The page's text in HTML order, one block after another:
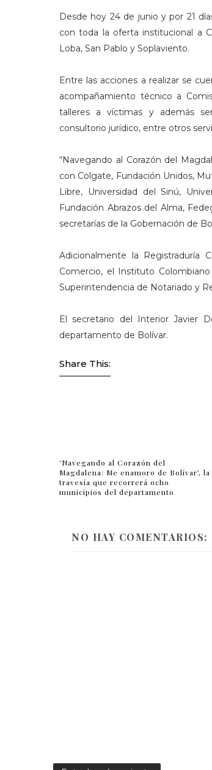
Desde hoy 24 de junio y por 21
con toda la oferta institucional a
Loba, San Pablo y Soplaviento.
Entre las acciones a realizar se
acompañamiento técnico a
talleres a víctimas y además
consultorio jurídico, entre otros
“Navegando al Corazón del
con Colgate, Fundación Unidos,
Libre, Universidad del Sinú,
Fundación Abrazos del Alma,
secretarías de la Gobernación de
Adicionalmente la Registraduría
Comercio, el Instituto
Superintendencia de Notariado y
El secretario del Interior Javier
departamento de Bolívar.
Share This:
‘Navegando al Corazón del
Magdalena: Me enamoro de Bolívar’, la
travesía que recorrerá ocho
municipios del departamento
NO HAY COMENTARIOS: